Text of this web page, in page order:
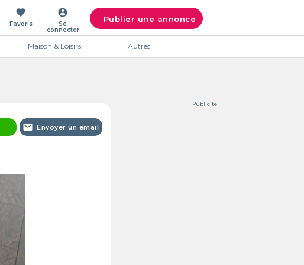
favorite
Favoris
account_circle
Se
connecter
Publier une annonce
Maison & Loisirs Autres
email Envoyer un email
Publicité